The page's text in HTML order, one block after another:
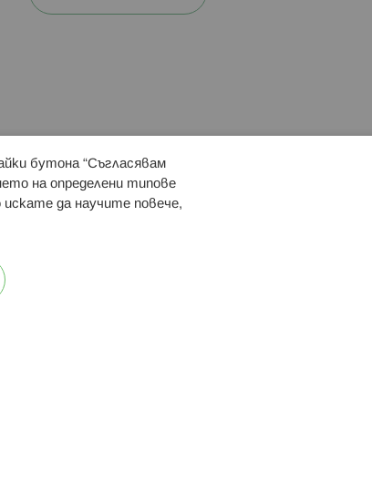
бутона “Съгласявам
на определени типове
да научите повече,